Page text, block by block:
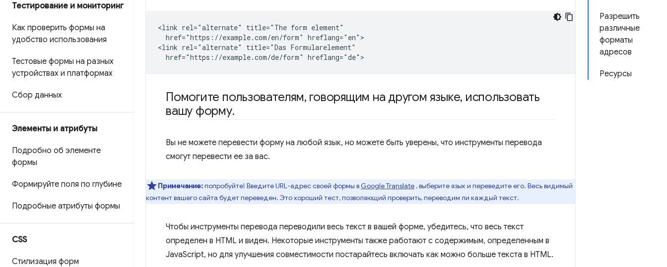
Тестирование и мониторинг
Как проверить формы на
удобство использования
Тестовые формы на разных
устройствах и платформах
Сбор данных
Элементы и атрибуты
Подробно об элементе
формы
Формируйте поля по глубине
Подробные атрибуты формы
CSS
Стилизация форм
Разрешить
различные
форматы
адресов
Ресурсы
<link rel="alternate" title="The form element"
  href="https://example.com/en/form" hreflang="en">
<link rel="alternate" title="Das Formularelement"
Помогите пользователям, говорящим на другом языке, использовать
вашу форму.
Вы не можете перевести форму на любой язык, но можете быть уверены, что инструменты перевода
смогут перевести ее за вас.
Примечание:попробуйте! Введите URL-адрес своей формы в Google Translate , выберите язык и переведите его. Весь видимый
контент вашего сайта будет переведен. Это хороший тест, позволяющий проверить, переводим ли каждый текст.
Чтобы инструменты перевода переводили весь текст в вашей форме, убедитесь, что весь текст
определен в HTML и виден. Некоторые инструменты также работают с содержимым, определенным в
JavaScript, но для улучшения совместимости постарайтесь включать как можно больше текста в HTML.